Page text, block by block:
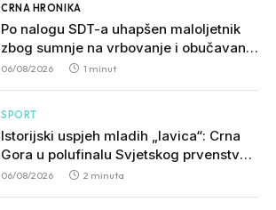
CRNA HRONIKA
Po nalogu SDT-a uhapšen maloljetnik
zbog sumnje na vrbovanje i obučavanje
za izvršenje terorističkih djela
06/08/2026 1 minut
SPORT
Istorijski uspjeh mladih „lavica“: Crna
Gora u polufinalu Svjetskog prvenstva
nakon pobjede nad Slovačkom
06/08/2026 2 minuta